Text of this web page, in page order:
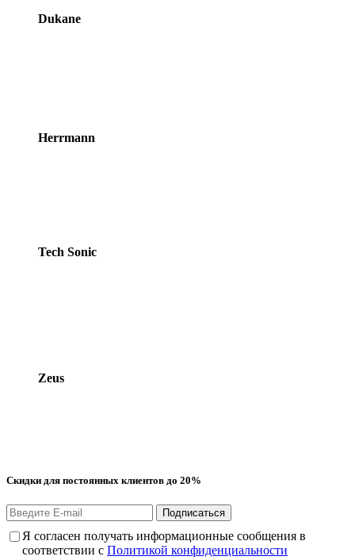
Dukane
Herrmann
Tech Sonic
Zeus
Скидки для постоянных клиентов до 20%
Подписаться
Я согласен получать информационные сообщения в
соответствии с Политикой конфиденциальности